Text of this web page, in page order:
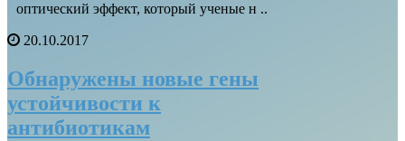
оптический эффект, который ученые н ..
20.10.2017
Обнаружены новые гены
устойчивости к
антибиотикам